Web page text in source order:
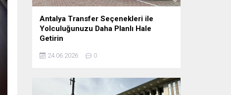
Antalya Transfer Seçenekleri ile
Yolculuğunuzu Daha Planlı Hale
Getirin
önemli detaylardan biri, varış noktasında
Antalya gibi uluslararası yoğunluğu yüksek
bir destinasyonda, havalimanından otellere
24.06.2026 0